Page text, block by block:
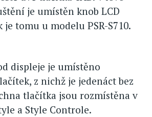
je umístěn knob LCD
je tomu u modelu PSR-S710.
displeje je umístěno
z nichž je jedenáct bez
tlačítka jsou rozmístěna v
a Style Controle.